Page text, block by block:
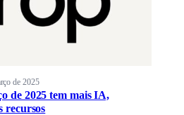
de 2025
de 2025 tem mais IA,
recursos